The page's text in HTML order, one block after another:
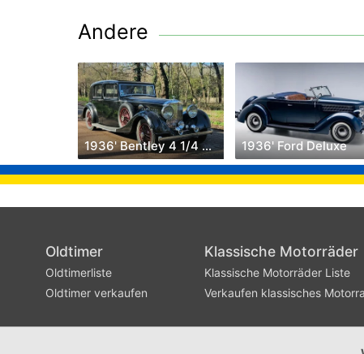
Andere
1936' Bentley 4 1/4 Litre 1936' Ford Deluxe
Oldtimer
Oldtimerliste
Oldtimer verkaufen
Klassische Motorräder
Klassische Motorräder Liste
Verkaufen klassisches